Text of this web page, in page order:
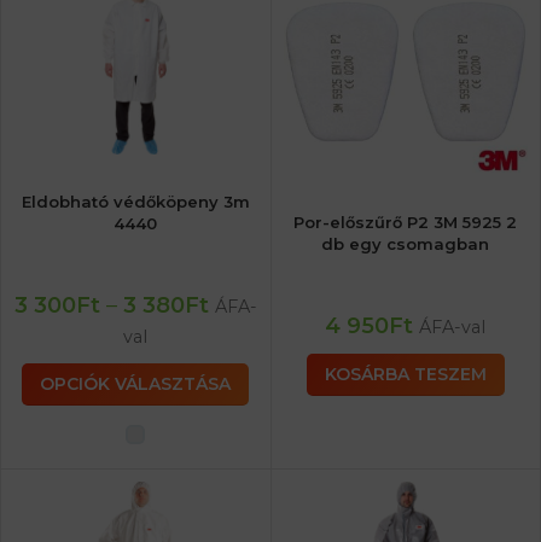
Eldobható védőköpeny 3m
4440
3 300Ft – 3 380Ft ÁFA-
val
OPCIÓK VÁLASZTÁSA
Por-előszűrő P2 3M 5925 2
db egy csomagban
4 950Ft ÁFA-val
KOSÁRBA TESZEM